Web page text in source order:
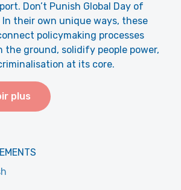
Don’t Punish Global Day of
their own unique ways, these
policymaking processes
the ground, solidify people power,
at its core.
plus